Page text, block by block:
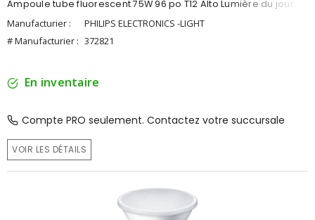
Ampoule tube fluorescent 75W 96 po T12 Alto Lumière du jour
Manufacturier :
PHILIPS ELECTRONICS -LIGHT
# Manufacturier : 372821
En inventaire
Compte PRO seulement. Contactez votre succursale
VOIR LES DÉTAILS